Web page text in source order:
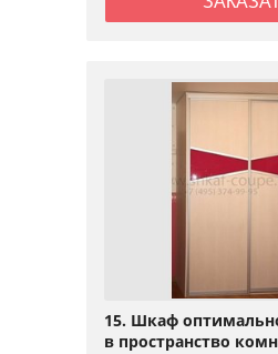
15. Шкаф
в пространство